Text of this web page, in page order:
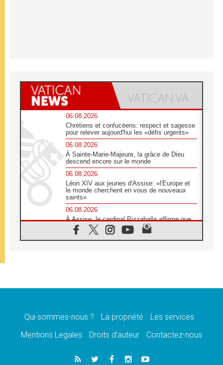
06.08.2026
Chrétiens et confucéens: respect et sagesse
pour relever aujourd'hui les «défis urgents»
06.08.2026
À Sainte-Marie-Majeure, la grâce de Dieu
descend encore sur le monde
06.08.2026
Léon XIV aux jeunes d'Assise: «l'Europe et
le monde cherchent en vous de nouveaux
saints»
06.08.2026
À Assise, le cardinal Pizzaballa affirme que
«les chrétiens veulent la paix»
06.08.2026
message de paix et de dignité humaine»
«La visite du Pape en Uruguay renforcera
05.08.2026
Qui sommes-nous ? La propriété
Les services
Mentions Legales
Droits d’auteur Contactez-nous